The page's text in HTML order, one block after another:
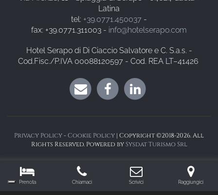
Prenota Chiamaci Scrivici Raggiungici
Latina
tel: +39.0771.450037 -
fax: +39.0771.311003 - info@hotelserapo.com
Hotel Serapo di Di Ciaccio Salvatore e C. S.a.s. -
Cod.Fisc./P.IVA 00088120597 - Cod. REA LT–41426
Privacy Policy-Cookie Policy | Copyright ©2018-2026. All
Rights Reserved. Powered bySysdat Turismo Srl